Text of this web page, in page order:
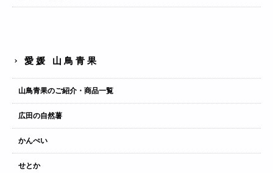
愛媛 山鳥青果
山鳥青果のご紹介・商品一覧
広田の自然薯
かんぺい
せとか